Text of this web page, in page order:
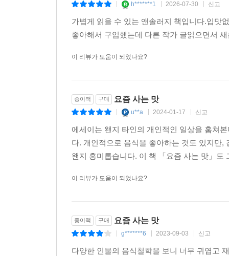
h*******1 2026-07-30 신고
가볍게 읽을 수 있는 앤솔러지 책입니다.입맛
좋아해서 구입했는데 다른 작가 글읽으면서
이 리뷰가 도움이 되었나요?
종이책 구매 요즘 사는 맛
u**a 2024-01-17 신고
에세이는 왠지 타인의 개인적인 일상을 훔쳐
다. 개인적으로 음식을 좋아하는 것도 있지만
왠지 흥미롭습니다. 이 책 「요즘 사는 맛」
이 리뷰가 도움이 되었나요?
종이책 구매 요즘 사는 맛
g*******6 2023-09-03 신고
다양한 인물의 음식철학을 보니 너무 귀엽고